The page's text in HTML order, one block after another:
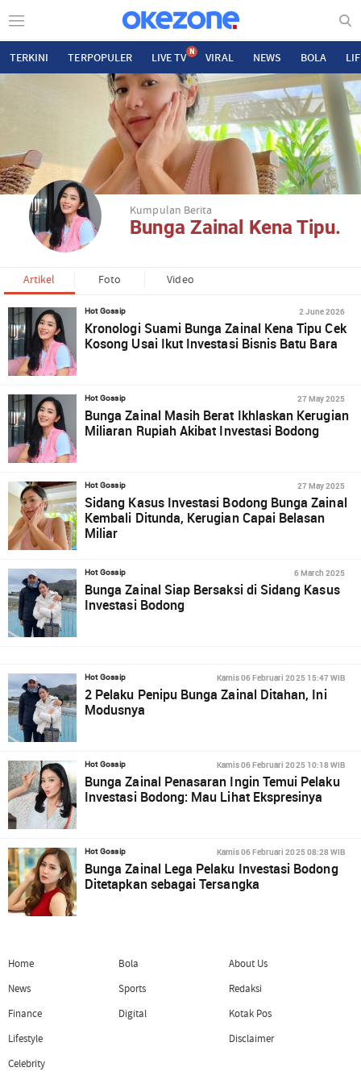
TERKINI TERPOPULER LIVE TV N VIRAL NEWS BOLA
Kumpulan Berita
Bunga Zainal Kena Tipu.
Artikel Foto Video
Hot Gossip 2 June 2026
Kronologi Suami Bunga Zainal Kena Tipu Cek
Kosong Usai Ikut Investasi Bisnis Batu Bara
Hot Gossip 27 May 2025
Bunga Zainal Masih Berat Ikhlaskan Kerugian
Miliaran Rupiah Akibat Investasi Bodong
Hot Gossip 27 May 2025
Sidang Kasus Investasi Bodong Bunga Zainal
Kembali Ditunda, Kerugian Capai Belasan
Miliar
Hot Gossip 6 March 2025
Bunga Zainal Siap Bersaksi di Sidang Kasus
Investasi Bodong
Hot Gossip Kamis 06 Februari 2025 15:47 WIB
2 Pelaku Penipu Bunga Zainal Ditahan, Ini
Modusnya
Hot Gossip Kamis 06 Februari 2025 10:18 WIB
Bunga Zainal Penasaran Ingin Temui Pelaku
Investasi Bodong: Mau Lihat Ekspresinya
Hot Gossip Kamis 06 Februari 2025 08:28 WIB
Bunga Zainal Lega Pelaku Investasi Bodong
Ditetapkan sebagai Tersangka
Home
News
Finance
Lifestyle
Celebrity
Bola
Sports
Digital
About Us
Redaksi
Kotak Pos
Disclaimer